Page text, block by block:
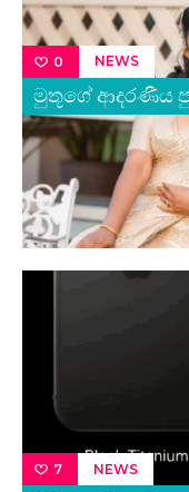
0 NEWS
මුතූගේ ආදරණීය
7 NEWS